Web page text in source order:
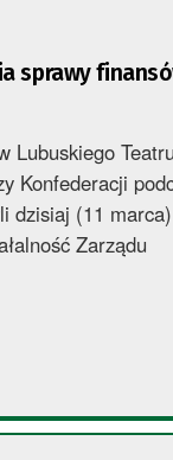
sprawy
Lubuskiego
Konfederacji
dzisiaj (11 marca)
Zarządu